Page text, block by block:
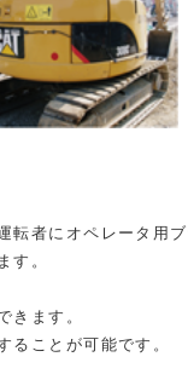
転者にオペレータ用
す。
きます。
ることが可能です。